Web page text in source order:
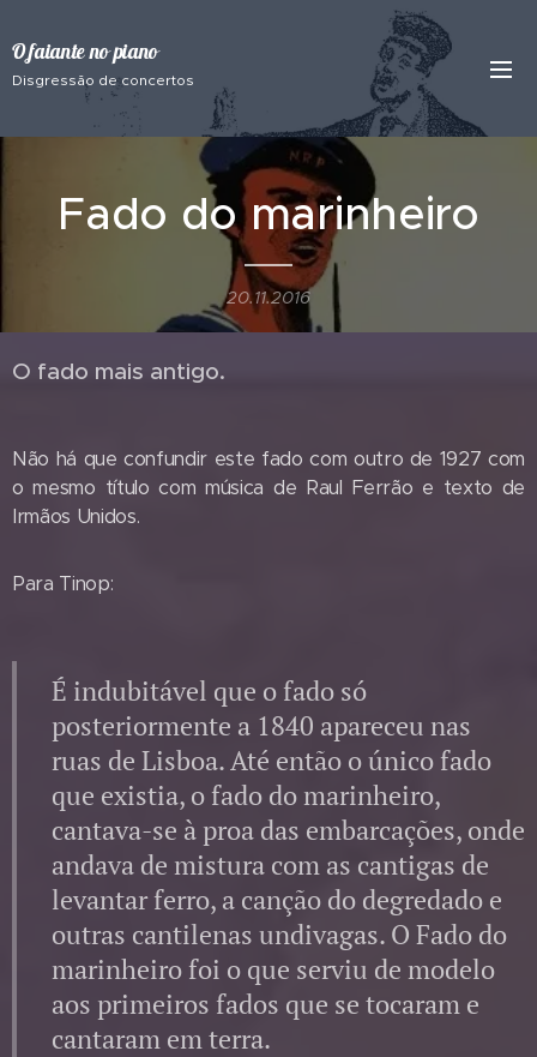
O faiante no piano
Disgressão de concertos
Fado do marinheiro
20.11.2016
O fado mais antigo.
Não há que confundir este fado com outro de 1927 com
o mesmo título com música de Raul Ferrão e texto de
Irmãos Unidos.
Para Tinop:
É indubitável que o fado só
posteriormente a 1840 apareceu nas
ruas de Lisboa. Até então o único fado
que existia, o fado do marinheiro,
cantava-se à proa das embarcações, onde
andava de mistura com as cantigas de
levantar ferro, a canção do degredado e
outras cantilenas undivagas. O Fado do
marinheiro foi o que serviu de modelo
aos primeiros fados que se tocaram e
cantaram em terra.